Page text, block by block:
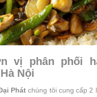
vị phân phối
Nội
Phát chúng tôi cung cấp 2